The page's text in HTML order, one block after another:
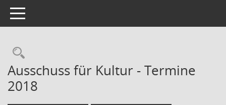
Toggle navigation
Rechercheauswahl
Ausschuss für Kultur - Termine
2018